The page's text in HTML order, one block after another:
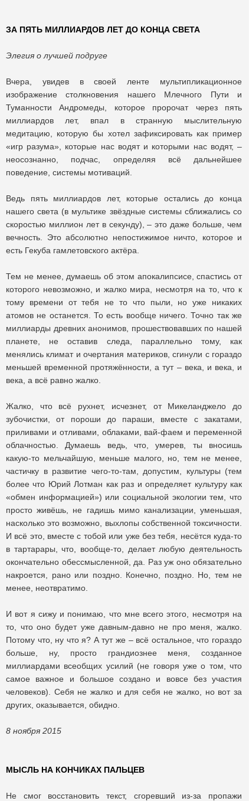
ЗА ПЯТЬ МИЛЛИАРДОВ ЛЕТ ДО КОНЦА СВЕТА
Элегия о лучшей подруге
Вчера, увидев в своей ленте мультипликационное
изображение столкновения нашего Млечного Пути и
Туманности Андромеды, которое пророчат через пять
миллиардов лет, впал в странную мыслительную
медитацию, которую бы хотел зафиксировать как пример
«игр разума», которые нас водят и которыми нас водят, –
неосознанно, подчас, определяя всё дальнейшее
поведение, системы мотиваций.
Ведь пять миллиардов лет, которые остались до конца
нашего света (в мультике звёздные системы сближались со
скоростью миллион лет в секунду), – это даже больше, чем
вечность. Это абсолютно непостижимое ничто, которое и
есть Гекуба гамлетовского актёра.
Тем не менее, думаешь об этом апокалипсисе, спастись от
которого невозможно, и жалко мира, несмотря на то, что к
тому времени от тебя не то что пыли, но уже никаких
атомов не останется. То есть вообще ничего. Точно так же
миллиарды древних анонимов, прошествовавших по нашей
планете, не оставив следа, параллельно тому, как
менялись климат и очертания материков, сгинули с гораздо
меньшей временной протяжённости, а тут – века, и века, и
века, а всё равно жалко.
Жалко, что всё рухнет, исчезнет, от Микеланджело до
зубочистки, от пороши до параши, вместе с закатами,
приливами и отливами, облаками, вай-фаем и переменной
облачностью. Думаешь ведь, что, умерев, ты вносишь
какую-то мельчайшую, меньше малого, но, тем не менее,
частичку в развитие чего-то-там, допустим, культуры (тем
более что Юрий Лотман как раз и определяет культуру как
«обмен информацией») или социальной экологии тем, что
просто живёшь, не гадишь мимо канализации, уменьшая,
насколько это возможно, выхлопы собственной токсичности.
И всё это, вместе с тобой или уже без тебя, несётся куда-то
в тартарары, что, вообще-то, делает любую деятельность
окончательно обессмысленной, да. Раз уж оно обязательно
накроется, рано или поздно. Конечно, поздно. Но, тем не
менее, неотвратимо.
И вот я сижу и понимаю, что мне всего этого, несмотря на
то, что оно будет уже давным-давно не про меня, жалко.
Потому что, ну что я? А тут же – всё остальное, что гораздо
больше, ну, просто грандиознее меня, созданное
миллиардами всеобщих усилий (не говоря уже о том, что
самое важное и большое создано и вовсе без участия
человеков). Себя не жалко и для себя не жалко, но вот за
других, оказывается, обидно.
8 ноября 2015
МЫСЛЬ НА КОНЧИКАХ ПАЛЬЦЕВ
Не смог восстановить текст, сгоревший из-за пропажи